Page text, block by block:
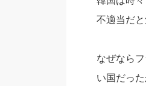
不適当だと
なぜなら
い国だった